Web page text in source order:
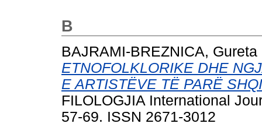
B
BAJRAMI-BREZNICA, Gureta
ETNOFOLKLORIKE DHE
E ARTISTËVE TË PARË
FILOLOGJIA International
57-69. ISSN 2671-3012